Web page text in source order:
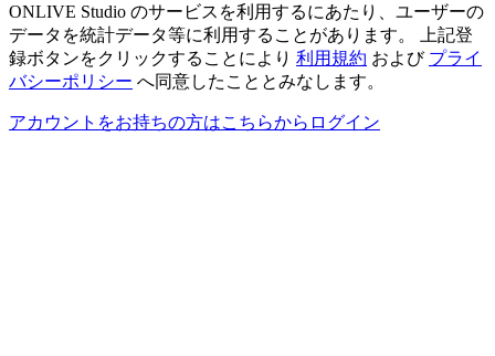
ONLIVE Studio のサービスを利用するにあたり、ユーザーの
データを統計データ等に利用することがあります。 上記登
録ボタンをクリックすることにより 利用規約 および プライ
バシーポリシー へ同意したこととみなします。
アカウントをお持ちの方はこちらからログイン